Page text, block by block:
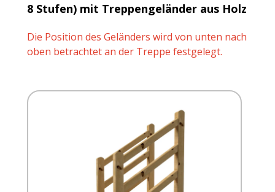
8 Stufen) mit Treppengeländer aus Holz
Die Position des Geländers wird von unten nach
oben betrachtet an der Treppe festgelegt.